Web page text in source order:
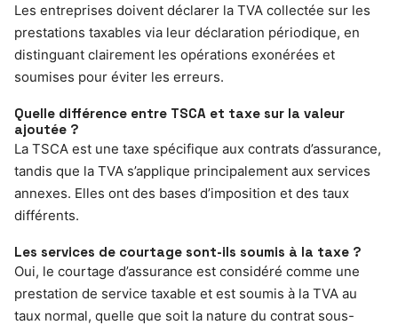
Les entreprises doivent déclarer la TVA collectée sur les
prestations taxables via leur déclaration périodique, en
distinguant clairement les opérations exonérées et
soumises pour éviter les erreurs.
Quelle différence entre TSCA et taxe sur la valeur
ajoutée ?
La TSCA est une taxe spécifique aux contrats d’assurance,
tandis que la TVA s’applique principalement aux services
annexes. Elles ont des bases d’imposition et des taux
différents.
Les services de courtage sont-ils soumis à la taxe ?
Oui, le courtage d’assurance est considéré comme une
prestation de service taxable et est soumis à la TVA au
taux normal, quelle que soit la nature du contrat sous-